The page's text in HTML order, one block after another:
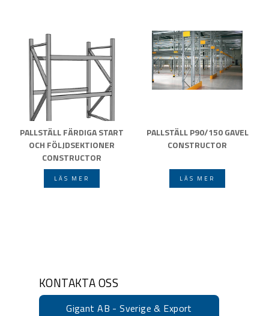
PALLSTÄLL FÄRDIGA START
OCH FÖLJDSEKTIONER
CONSTRUCTOR
LÄS MER
PALLSTÄLL P90/150 GAVEL
CONSTRUCTOR
LÄS MER
KONTAKTA OSS
Gigant AB - Sverige & Export